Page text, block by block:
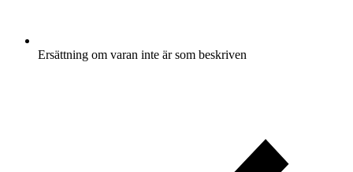
Ersättning om varan inte är som beskriven